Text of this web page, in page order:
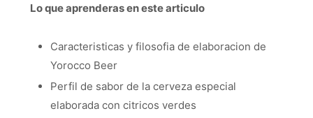
Lo que aprenderas en este articulo
Caracteristicas y filosofia de elaboracion de
Yorocco Beer
Perfil de sabor de la cerveza especial
elaborada con citricos verdes